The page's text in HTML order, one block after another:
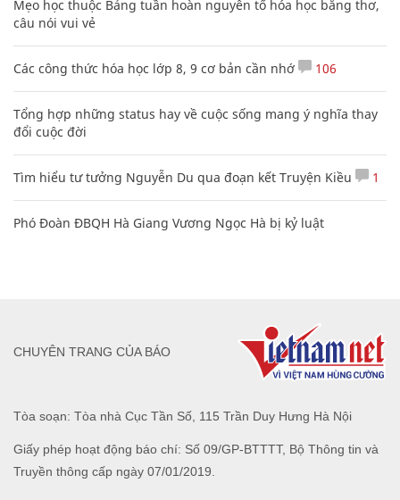
Mẹo học thuộc Bảng tuần hoàn nguyên tố hóa học bằng thơ,
câu nói vui vẻ
Các công thức hóa học lớp 8, 9 cơ bản cần nhớ 106
Tổng hợp những status hay về cuộc sống mang ý nghĩa thay
đổi cuộc đời
Tìm hiểu tư tưởng Nguyễn Du qua đoạn kết Truyện Kiều 1
Phó Đoàn ĐBQH Hà Giang Vương Ngọc Hà bị kỷ luật
Tòa soạn: Tòa nhà Cục Tần Số, 115 Trần Duy Hưng Hà Nội
Giấy phép hoạt động báo chí: Số 09/GP-BTTTT, Bộ Thông tin và
Truyền thông cấp ngày 07/01/2019.
CHUYÊN TRANG CỦA BÁO